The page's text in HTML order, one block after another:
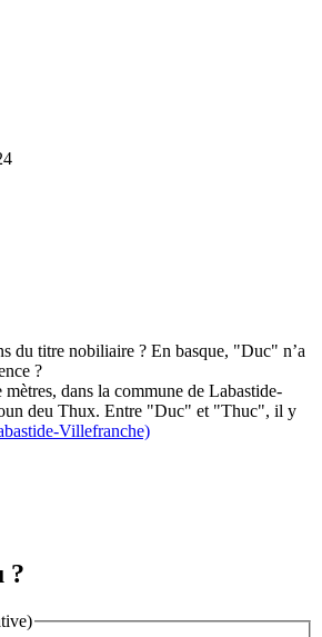
du titre nobiliaire ? En basque, "Duc" n’a
?
mètres, dans la commune de Labastide-
deu Thux. Entre "Duc" et "Thuc", il y
Villefranche)
?